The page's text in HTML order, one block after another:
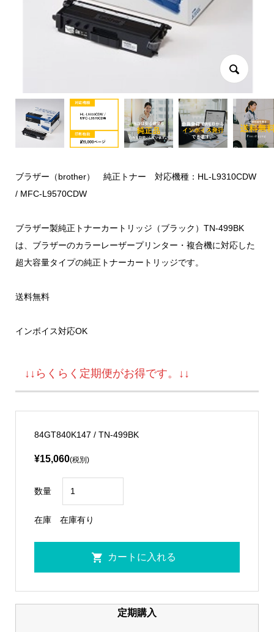
ブラザー（brother） 純正トナー 対応機種：HL-L9310CDW
/ MFC-L9570CDW
ブラザー製純正トナーカートリッジ（ブラック）TN-499BK
は、ブラザーのカラーレーザープリンター・複合機に対応した
超大容量タイプの純正トナーカートリッジです。
送料無料
インボイス対応OK
↓↓らくらく定期便がお得です。↓↓
84GT840K147 / TN-499BK
¥15,060(税別)
数量
在庫 在庫有り
定期購入